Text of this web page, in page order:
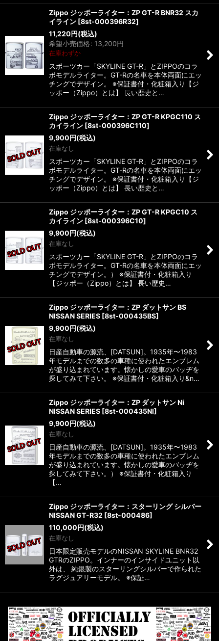
Zippo ジッポーライター：ZP GT-R BNR32 スカ
イライン [8st-000396R32]
11,220円(税込)
希望小売価格: 13,200円
在庫わずか
スポーツカー「SKYLINE GT-R」とZIPPOのコラ
ボモデルライター。GT-Rの名車を本体両面にエッ
チングでデザイン。 ※保証書付・化粧箱入り【ジ
ッポー（Zippo）とは】 長い歴史と…
Zippo ジッポーライター：ZP GT-R KPGC110 ス
カイライン [8st-000396C110]
9,900円(税込)
在庫なし
スポーツカー「SKYLINE GT-R」とZIPPOのコラ
ボモデルライター。GT-Rの名車を本体両面にエッ
チングでデザイン。 ※保証書付・化粧箱入り【ジ
ッポー（Zippo）とは】 長い歴史と…
Zippo ジッポーライター：ZP GT-R KPGC10 ス
カイライン [8st-000396C10]
9,900円(税込)
在庫なし
スポーツカー「SKYLINE GT-R」とZIPPOのコラ
ボモデルライター。GT-Rの名車を本体両面にエッ
チングでデザイン。） ※保証書付・化粧箱入り
【ジッポー（Zippo）とは】 長い歴史…
Zippo ジッポーライター：ZP ダットサン BS
NISSAN SERIES [8st-000435BS]
9,900円(税込)
在庫なし
日産自動車の源流、[DATSUN]。1935年〜1983
年モデルまでの数多の車種に使われたエンブレム
が盛り込まれています。懐かしの愛車のバッヂを
探してみて下さい。 ※保証書付・化粧箱入り&n…
Zippo ジッポーライター：ZP ダットサン Ni
NISSAN SERIES [8st-000435NI]
9,900円(税込)
在庫なし
日産自動車の源流、[DATSUN]。1935年〜1983
年モデルまでの数多の車種に使われたエンブレム
が盛り込まれています。懐かしの愛車のバッヂを
探してみて下さい。） ※保証書付・化粧箱入り
【…
Zippo ジッポーライター：スターリング シルバー
NISSAN GT-R32 [8st-000486]
110,000円(税込)
在庫なし
日本限定販売モデルのNISSAN SKYLINE BNR32
GTRのZIPPO。インナーのインサイドユニット以
外は、 純銀製のスターリングシルバーで作られた
ラグジュアリーモデル。 ※保証…